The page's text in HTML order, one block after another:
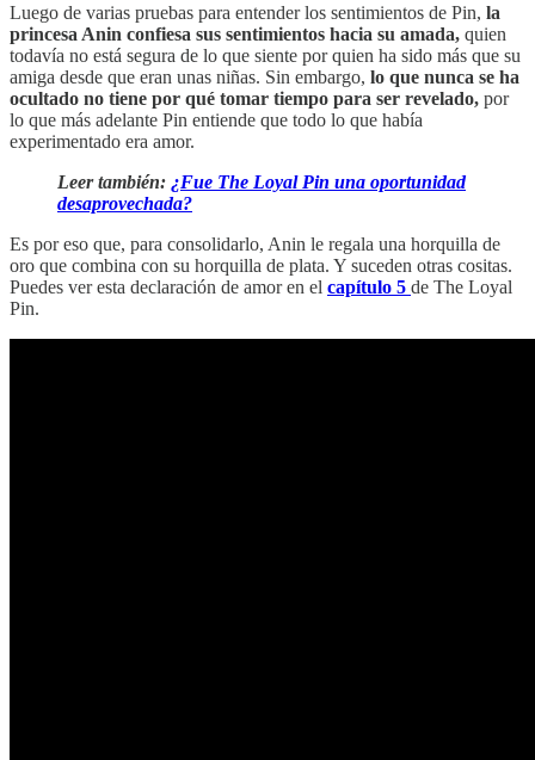
Luego de varias pruebas para entender los sentimientos de Pin, la
princesa Anin confiesa sus sentimientos hacia su amada, quien
todavía no está segura de lo que siente por quien ha sido más que su
amiga desde que eran unas niñas. Sin embargo, lo que nunca se ha
ocultado no tiene por qué tomar tiempo para ser revelado, por
lo que más adelante Pin entiende que todo lo que había
experimentado era amor.
Leer también: ¿Fue The Loyal Pin una oportunidad
desaprovechada?
Es por eso que, para consolidarlo, Anin le regala una horquilla de
oro que combina con su horquilla de plata. Y suceden otras cositas.
Puedes ver esta declaración de amor en el capítulo 5 de The Loyal
Pin.